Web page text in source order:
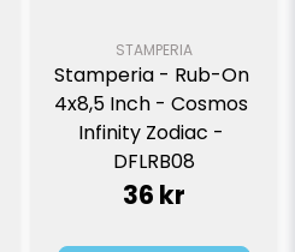
STAMPERIA
Stamperia - Rub-On
4x8,5 Inch - Cosmos
Infinity Zodiac -
DFLRB08
36 kr